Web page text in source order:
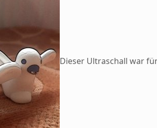
Dieser Ultraschall war